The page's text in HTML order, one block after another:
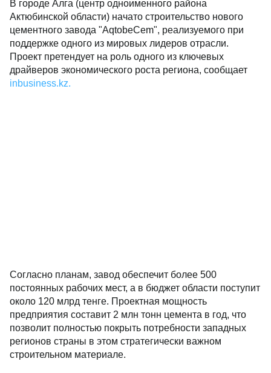
В городе Алга (центр одноименного района
Актюбинской области) начато строительство нового
цементного завода "AqtobeCem", реализуемого при
поддержке одного из мировых лидеров отрасли.
Проект претендует на роль одного из ключевых
драйверов экономического роста региона, сообщает
inbusiness.kz.
Согласно планам, завод обеспечит более 500
постоянных рабочих мест, а в бюджет области поступит
около 120 млрд тенге. Проектная мощность
предприятия составит 2 млн тонн цемента в год, что
позволит полностью покрыть потребности западных
регионов страны в этом стратегически важном
строительном материале.